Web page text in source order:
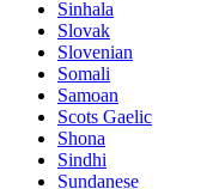
Sinhala
Slovak
Slovenian
Somali
Samoan
Scots Gaelic
Shona
Sindhi
Sundanese